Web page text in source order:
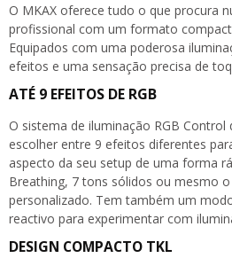
O MKAX oferece tudo o que procura
profissional com um formato
Equipados com uma poderosa
efeitos e uma sensação precisa de
ATÉ 9 EFEITOS DE RGB
O sistema de iluminação RGB Control
escolher entre 9 efeitos diferentes
aspecto da seu setup de uma forma
Breathing, 7 tons sólidos ou mesmo
personalizado. Tem também um
reactivo para experimentar com
DESIGN COMPACTO TKL